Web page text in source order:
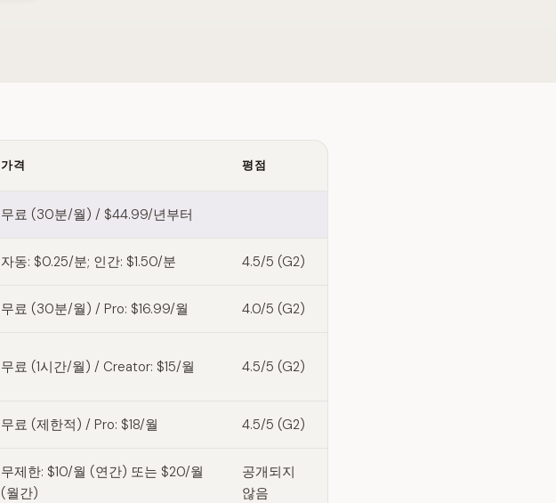
가격 평점
무료 (30분/월) / $44.99/년부터
자동: $0.25/분; 인간: $1.50/분 4.5/5 (G2)
무료 (30분/월) / Pro: $16.99/월 4.0/5 (G2)
무료 (1시간/월) / Creator: $15/월 4.5/5 (G2)
무료 (제한적) / Pro: $18/월 4.5/5 (G2)
무제한: $10/월 (연간) 또는 $20/월
(월간)
공개되지
않음